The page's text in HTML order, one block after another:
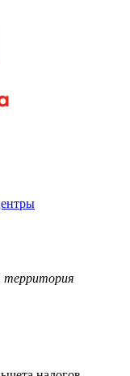
территория